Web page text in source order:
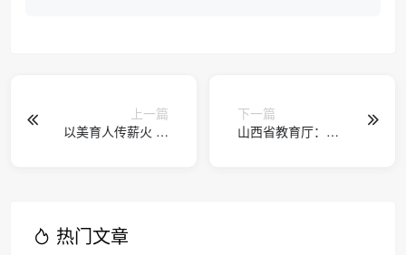
上一篇
以美育人传薪火 支
下一篇
山西省教育厅：提
热门文章